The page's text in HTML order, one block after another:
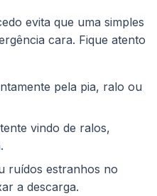
evita que uma simples
cara. Fique atento
pela pia, ralo ou
vindo de ralos,
ruídos estranhos no
a descarga.